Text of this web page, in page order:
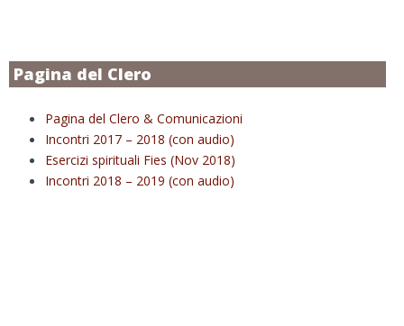
Pagina del Clero
Pagina del Clero & Comunicazioni
Incontri 2017 – 2018 (con audio)
Esercizi spirituali Fies (Nov 2018)
Incontri 2018 – 2019 (con audio)